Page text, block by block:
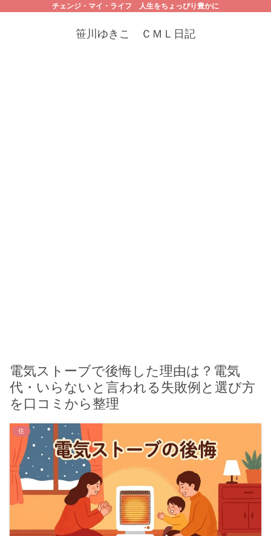
チェンジ・マイ・ライフ 人生をちょっぴり豊かに
笹川ゆきこ ＣＭＬ日記
電気ストーブで後悔した理由は？電気
代・いらないと言われる失敗例と選び方
を口コミから整理
住